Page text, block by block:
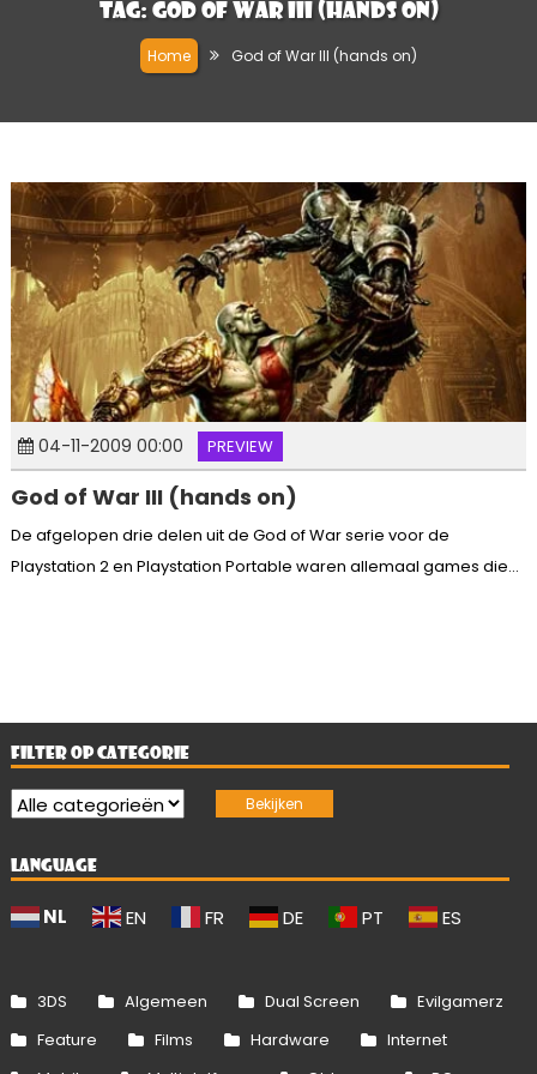
Tag: God of War III (hands on)
Home God of War III (hands on)
04-11-2009 00:00 PREVIEW
God of War III (hands on)
De afgelopen drie delen uit de God of War serie voor de
Playstation 2 en Playstation Portable waren allemaal games die...
FILTER OP CATEGORIE
LANGUAGE
NL EN FR DE PT ES
3DS Algemeen Dual Screen
Evilgamerz
Feature
Films Hardware
Internet